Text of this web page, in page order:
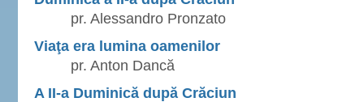
pr. Alessandro Pronzato
Viaţa era lumina oamenilor
pr. Anton Dancă
A II-a Duminică după Crăciun